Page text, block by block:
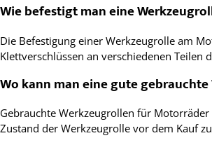
Wie befestigt man eine
Die Befestigung einer Werkzeugrolle am
Klettverschlüssen an verschiedenen
Wo kann man eine gute
Gebrauchte Werkzeugrollen für
Zustand der Werkzeugrolle vor dem Kauf